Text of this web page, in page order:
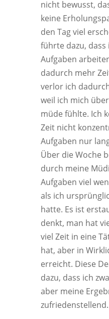
nicht bewusst,
keine
den Tag viel
führte dazu, dass
Aufgaben
dadurch mehr
verlor ich
weil ich mich
müde fühlte. Ich
Zeit nicht
Aufgaben nur
Über die Woche
durch meine
Aufgaben viel
als ich
hatte. Es ist
denkt, man hat
viel Zeit in eine
hat, aber in
erreicht. Diese
dazu, dass ich
aber meine
zufriedenstellend.